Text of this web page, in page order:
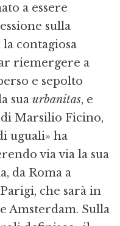
a essere
sulla
contagiosa
riemergere a
e sepolto
sua urbanitas, e
Marsilio Ficino,
uguali» ha
via via la sua
da Roma a
che sarà in
Amsterdam. Sulla